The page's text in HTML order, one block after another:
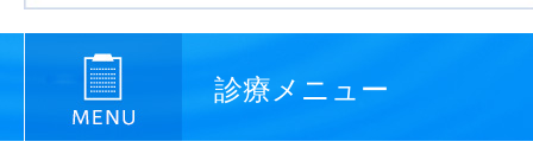
診療メニュー